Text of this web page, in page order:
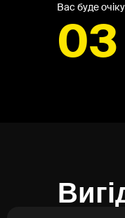
Вас буде
03